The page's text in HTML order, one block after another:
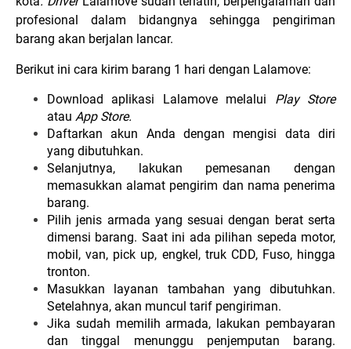
profesional dalam bidangnya sehingga pengiriman
barang akan berjalan lancar.
Berikut ini cara kirim barang 1 hari dengan Lalamove:
Download aplikasi Lalamove melalui Play Store
atau App Store.
Daftarkan akun Anda dengan mengisi data diri
yang dibutuhkan.
Selanjutnya, lakukan pemesanan dengan
memasukkan alamat pengirim dan nama penerima
barang.
Pilih jenis armada yang sesuai dengan berat serta
dimensi barang. Saat ini ada pilihan sepeda motor,
mobil, van, pick up, engkel, truk CDD, Fuso, hingga
tronton.
Masukkan layanan tambahan yang dibutuhkan.
Setelahnya, akan muncul tarif pengiriman.
Jika sudah memilih armada, lakukan pembayaran
dan tinggal menunggu penjemputan barang.